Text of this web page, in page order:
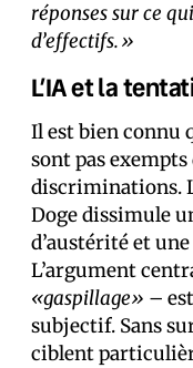
réponses sur ce
d’effectifs.»
L’IA et la
Il est bien connu
sont pas exempts
discriminations.
Doge dissimule
d’austérité et
L’argument
«gaspillage» –
subjectif. Sans
ciblent